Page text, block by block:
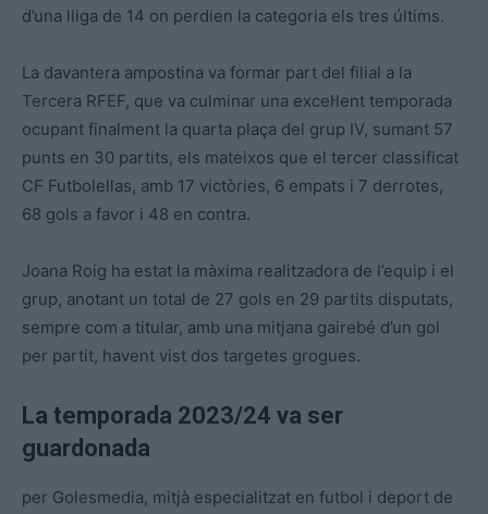
d’una lliga de 14 on perdien la categoria els tres últims.
La davantera ampostina va formar part del filial a la
Tercera RFEF, que va culminar una excel·lent temporada
ocupant finalment la quarta plaça del grup IV, sumant 57
punts en 30 partits, els mateixos que el tercer classificat
CF Futbolellas, amb 17 victòries, 6 empats i 7 derrotes,
68 gols a favor i 48 en contra.
Joana Roig ha estat la màxima realitzadora de l’equip i el
grup, anotant un total de 27 gols en 29 partits disputats,
sempre com a titular, amb una mitjana gairebé d’un gol
per partit, havent vist dos targetes grogues.
La temporada 2023/24 va ser
guardonada
per Golesmedia, mitjà especialitzat en futbol i deport de